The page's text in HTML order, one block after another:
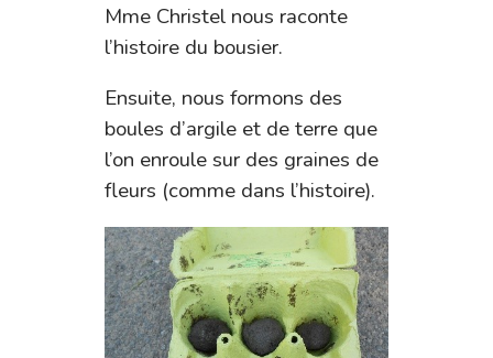
Mme Christel nous raconte
l’histoire du bousier.
Ensuite, nous formons des
boules d’argile et de terre que
l’on enroule sur des graines de
fleurs (comme dans l’histoire).